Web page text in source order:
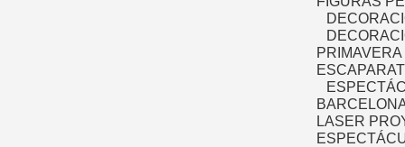
PRIMAVERA
LASER